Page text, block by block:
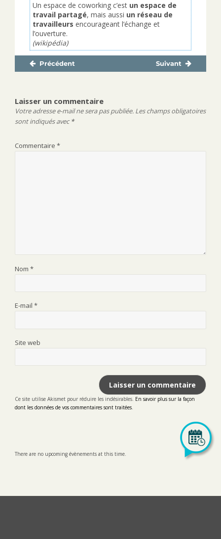
Un espace de coworking c’est un espace de
travail partagé, mais aussi un réseau de
travailleurs encourageant l’échange et
l’ouverture.
(wikipédia)
NavigationPrécédent
Publication
Suivant
Publication
Laisser un commentaire
Votre adresse e-mail ne sera pas publiée. Les champs obligatoires
sont indiqués avec*
Commentaire *
Nom *
E-mail *
Site web
Ce site utilise Akismet pour réduire les indésirables. En savoir plus sur la façon
dont les données de vos commentaires sont traitées
There are no upcoming évènements at this time.